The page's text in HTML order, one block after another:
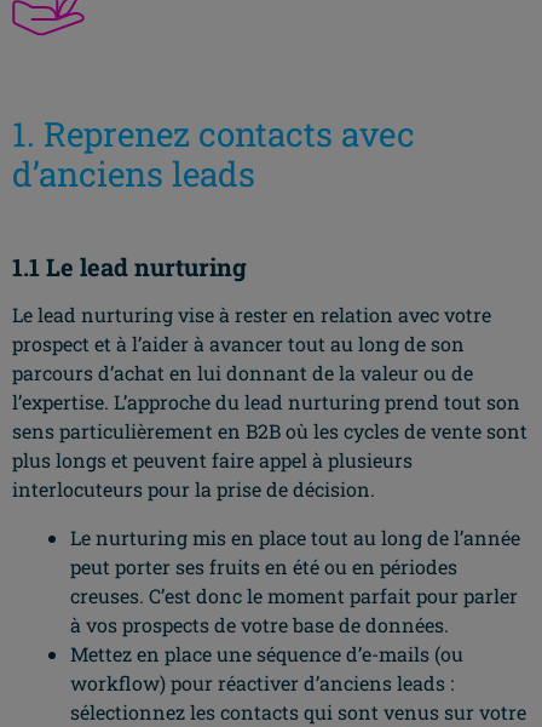
1. Reprenez contacts avec
d’anciens leads
1.1 Le lead nurturing
Le lead nurturing vise à rester en relation avec votre
prospect et à l’aider à avancer tout au long de son
parcours d’achat en lui donnant de la valeur ou de
l’expertise. L’approche du lead nurturing prend tout son
sens particulièrement en B2B où les cycles de vente sont
plus longs et peuvent faire appel à plusieurs
interlocuteurs pour la prise de décision.
Le nurturing mis en place tout au long de l’année
peut porter ses fruits en été ou en périodes
creuses. C’est donc le moment parfait pour parler
à vos prospects de votre base de données.
Mettez en place une séquence d’e-mails (ou
workflow) pour réactiver d’anciens leads :
sélectionnez les contacts qui sont venus sur votre